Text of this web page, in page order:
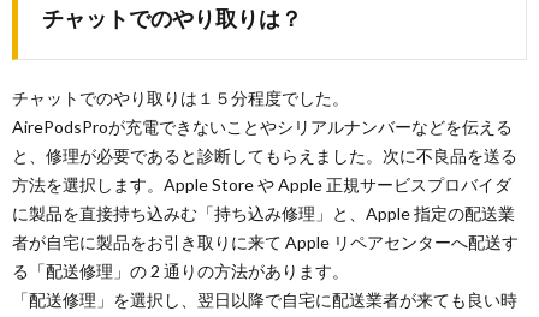
チャットでのやり取りは？
チャットでのやり取りは１５分程度でした。
AirePodsProが充電できないことやシリアルナンバーなどを伝える
と、修理が必要であると診断してもらえました。次に不良品を送る
方法を選択します。Apple Store や Apple 正規サービスプロバイダ
に製品を直接持ち込みむ「持ち込み修理」と、Apple 指定の配送業
者が自宅に製品をお引き取りに来て Apple リペアセンターへ配送す
る「配送修理」の 2 通りの方法があります。
「配送修理」を選択し、翌日以降で自宅に配送業者が来ても良い時